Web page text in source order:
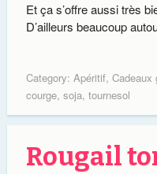
Et ça s’offre aussi très
D’ailleurs beaucoup
Category: Apéritif, Cadeaux
courge, soja, tournesol
Rougail